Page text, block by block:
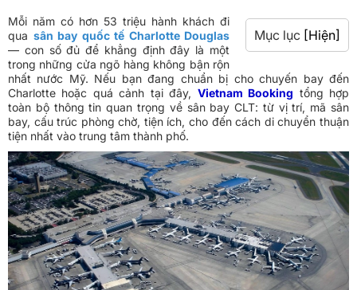
Mục lục [Hiện]
Mỗi năm có hơn 53 triệu hành khách đi
qua sân bay quốc tế Charlotte Douglas
— con số đủ để khẳng định đây là một
trong những cửa ngõ hàng không bận rộn
nhất nước Mỹ. Nếu bạn đang chuẩn bị cho chuyến bay đến
Charlotte hoặc quá cảnh tại đây, Vietnam Booking tổng hợp
toàn bộ thông tin quan trọng về sân bay CLT: từ vị trí, mã sân
bay, cấu trúc phòng chờ, tiện ích, cho đến cách di chuyển thuận
tiện nhất vào trung tâm thành phố.